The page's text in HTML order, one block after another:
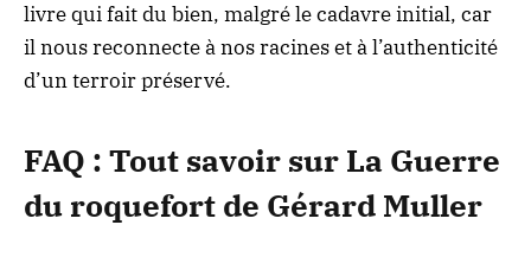
livre qui fait du bien, malgré le cadavre initial, car
il nous reconnecte à nos racines et à l’authenticité
d’un terroir préservé.
FAQ : Tout savoir sur La Guerre
du roquefort de Gérard Muller